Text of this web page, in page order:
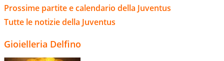
Prossime partite e calendario della Juventus
Tutte le notizie della Juventus
Gioielleria Delfino